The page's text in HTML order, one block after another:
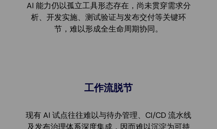
AI 能力仍以孤立工具形态存在，尚未贯穿需求分
析、开发实施、测试验证与发布交付等关键环
节，难以形成全生命周期协同。
工作流脱节
现有 AI 试点往往难以与待办管理、CI/CD 流水线
及发布治理体系深度集成，因而难以沉淀为可持